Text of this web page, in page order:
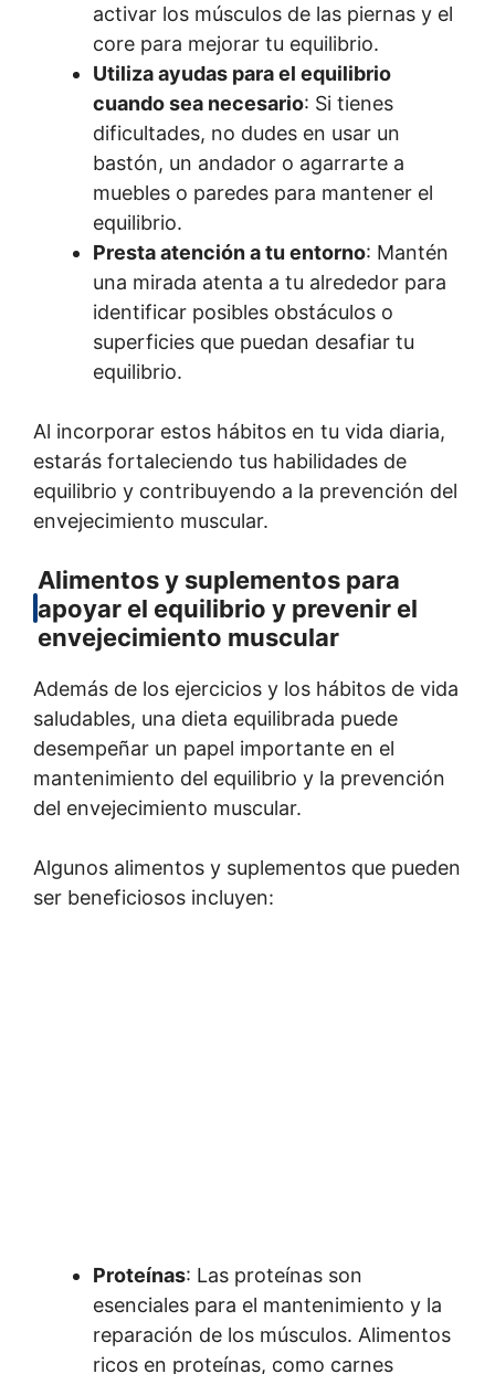
activar los músculos de las piernas y el
core para mejorar tu equilibrio.
Utiliza ayudas para el equilibrio
cuando sea necesario: Si tienes
dificultades, no dudes en usar un
bastón, un andador o agarrarte a
muebles o paredes para mantener el
equilibrio.
Presta atención a tu entorno: Mantén
una mirada atenta a tu alrededor para
identificar posibles obstáculos o
superficies que puedan desafiar tu
equilibrio.
Al incorporar estos hábitos en tu vida diaria,
estarás fortaleciendo tus habilidades de
equilibrio y contribuyendo a la prevención del
envejecimiento muscular.
Alimentos y suplementos para
apoyar el equilibrio y prevenir el
envejecimiento muscular
Además de los ejercicios y los hábitos de vida
saludables, una dieta equilibrada puede
desempeñar un papel importante en el
mantenimiento del equilibrio y la prevención
del envejecimiento muscular.
Algunos alimentos y suplementos que pueden
ser beneficiosos incluyen:
Proteínas: Las proteínas son
esenciales para el mantenimiento y la
reparación de los músculos. Alimentos
ricos en proteínas, como carnes